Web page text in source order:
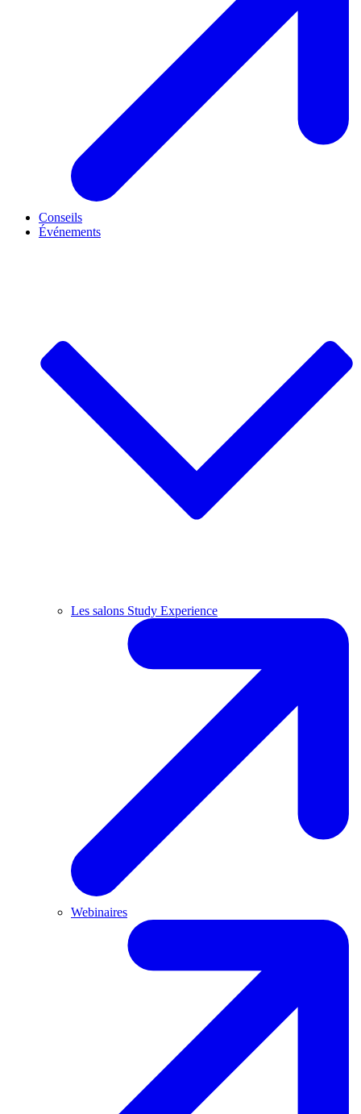
Conseils
Événements
Les salons Study Experience
Webinaires